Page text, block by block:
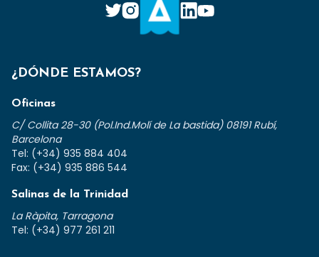
¿DÓNDE ESTAMOS?
Oficinas
C/ Collita 28-30 (Pol.Ind.Molí de La bastida) 08191 Rubí,
Barcelona
Tel: (+34) 935 884 404
Fax: (+34) 935 886 544
Salinas de la Trinidad
La Ràpita, Tarragona
Tel: (+34) 977 261 211